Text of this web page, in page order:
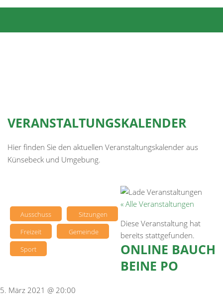
VERANSTALTUNGSKALENDER
Hier finden Sie den aktuellen Veranstaltungskalender aus
Künsebeck und Umgebung.
Ausschuss
Sitzungen
Freizeit
Gemeinde
Sport
« Alle Veranstaltungen
Diese Veranstaltung hat
bereits stattgefunden.
ONLINE BAUCH
BEINE PO
5. März 2021 @ 20:00